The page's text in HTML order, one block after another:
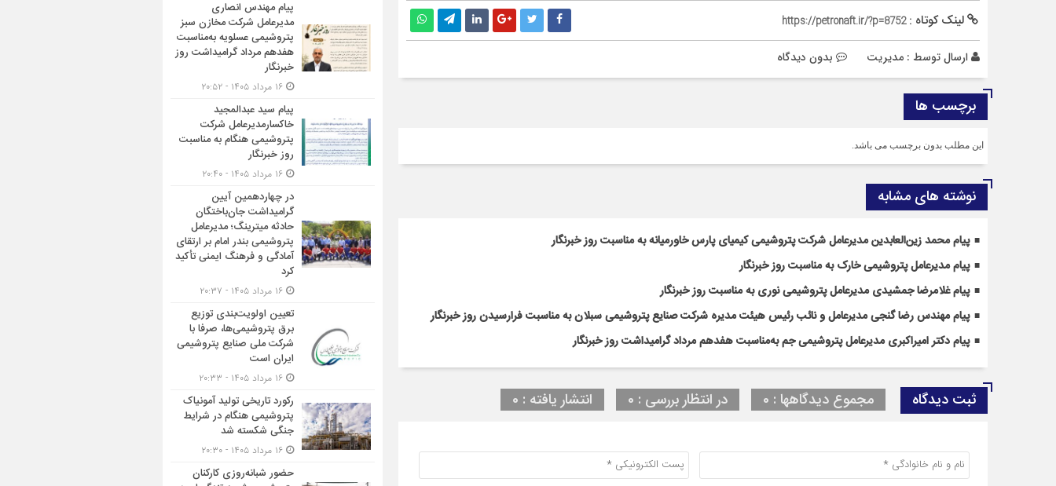
لینک کوتاه :https://petronaft.ir/?p=8752
ارسال توسط : مدیریت بدون دیدگاه
برچسب ها
این مطلب بدون برچسب می باشد.
نوشته های مشابه
پیام محمد زین‌العابدین مدیرعامل شرکت پتروشیمی کیمیای پارس خاورمیانه به مناسبت روز خبرنگار
پیام مدیرعامل پتروشیمی خارک به مناسبت روز خبرنگار
پیام غلامرضا جمشیدی مدیرعامل پتروشیمی نوری به مناسبت روز خبرنگار
پیام مهندس رضا گنجی مدیرعامل و نائب رئیس هیئت مدیره شرکت صنایع پتروشیمی سبلان به مناسبت فرارسیدن روز خبرنگار
پیام دکتر امیراکبری مدیرعامل پتروشیمی جم به‌مناسبت هفدهم مرداد گرامیداشت روز خبرنگار
ثبت دیدگاه مجموع دیدگاهها : 0 در انتظار بررسی : 0 انتشار یافته : 0
پیام مهندس انصاری
مدیرعامل شرکت مخازن سبز
پتروشیمی عسلویه به‌مناسبت
هفدهم مرداد گرامیداشت روز
خبرنگار
پیام سید عبدالمجید
خاکسارمدیرعامل شرکت
پتروشیمی هنگام به مناسبت
روز خبرنگار
در چهاردهمین آیین
گرامیداشت جان‌باختگان
حادثه میترینگ؛ مدیرعامل
پتروشیمی بندر امام بر ارتقای
آمادگی و فرهنگ ایمنی تأکید
کرد
تعیین اولویت‌بندی توزیع
برق پتروشیمی‌ها، صرفا با
شرکت ملی صنایع پتروشیمی
ایران است
رکورد تاریخی تولید آمونیاک
پتروشیمی هنگام در شرایط
جنگی شکسته شد
حضور شبانه‌روزی کارکنان